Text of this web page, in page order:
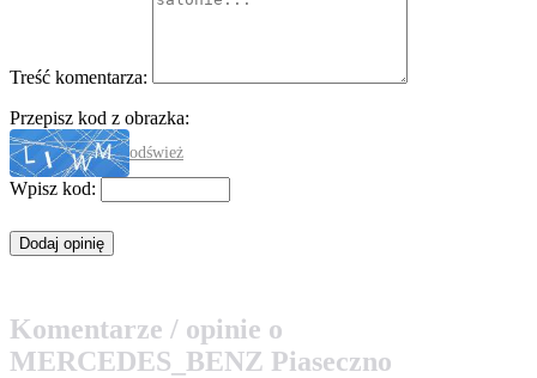
Treść komentarza:
Przepisz kod z obrazka:
odśwież
Wpisz kod:
Komentarze / opinie o
MERCEDES_BENZ Piaseczno